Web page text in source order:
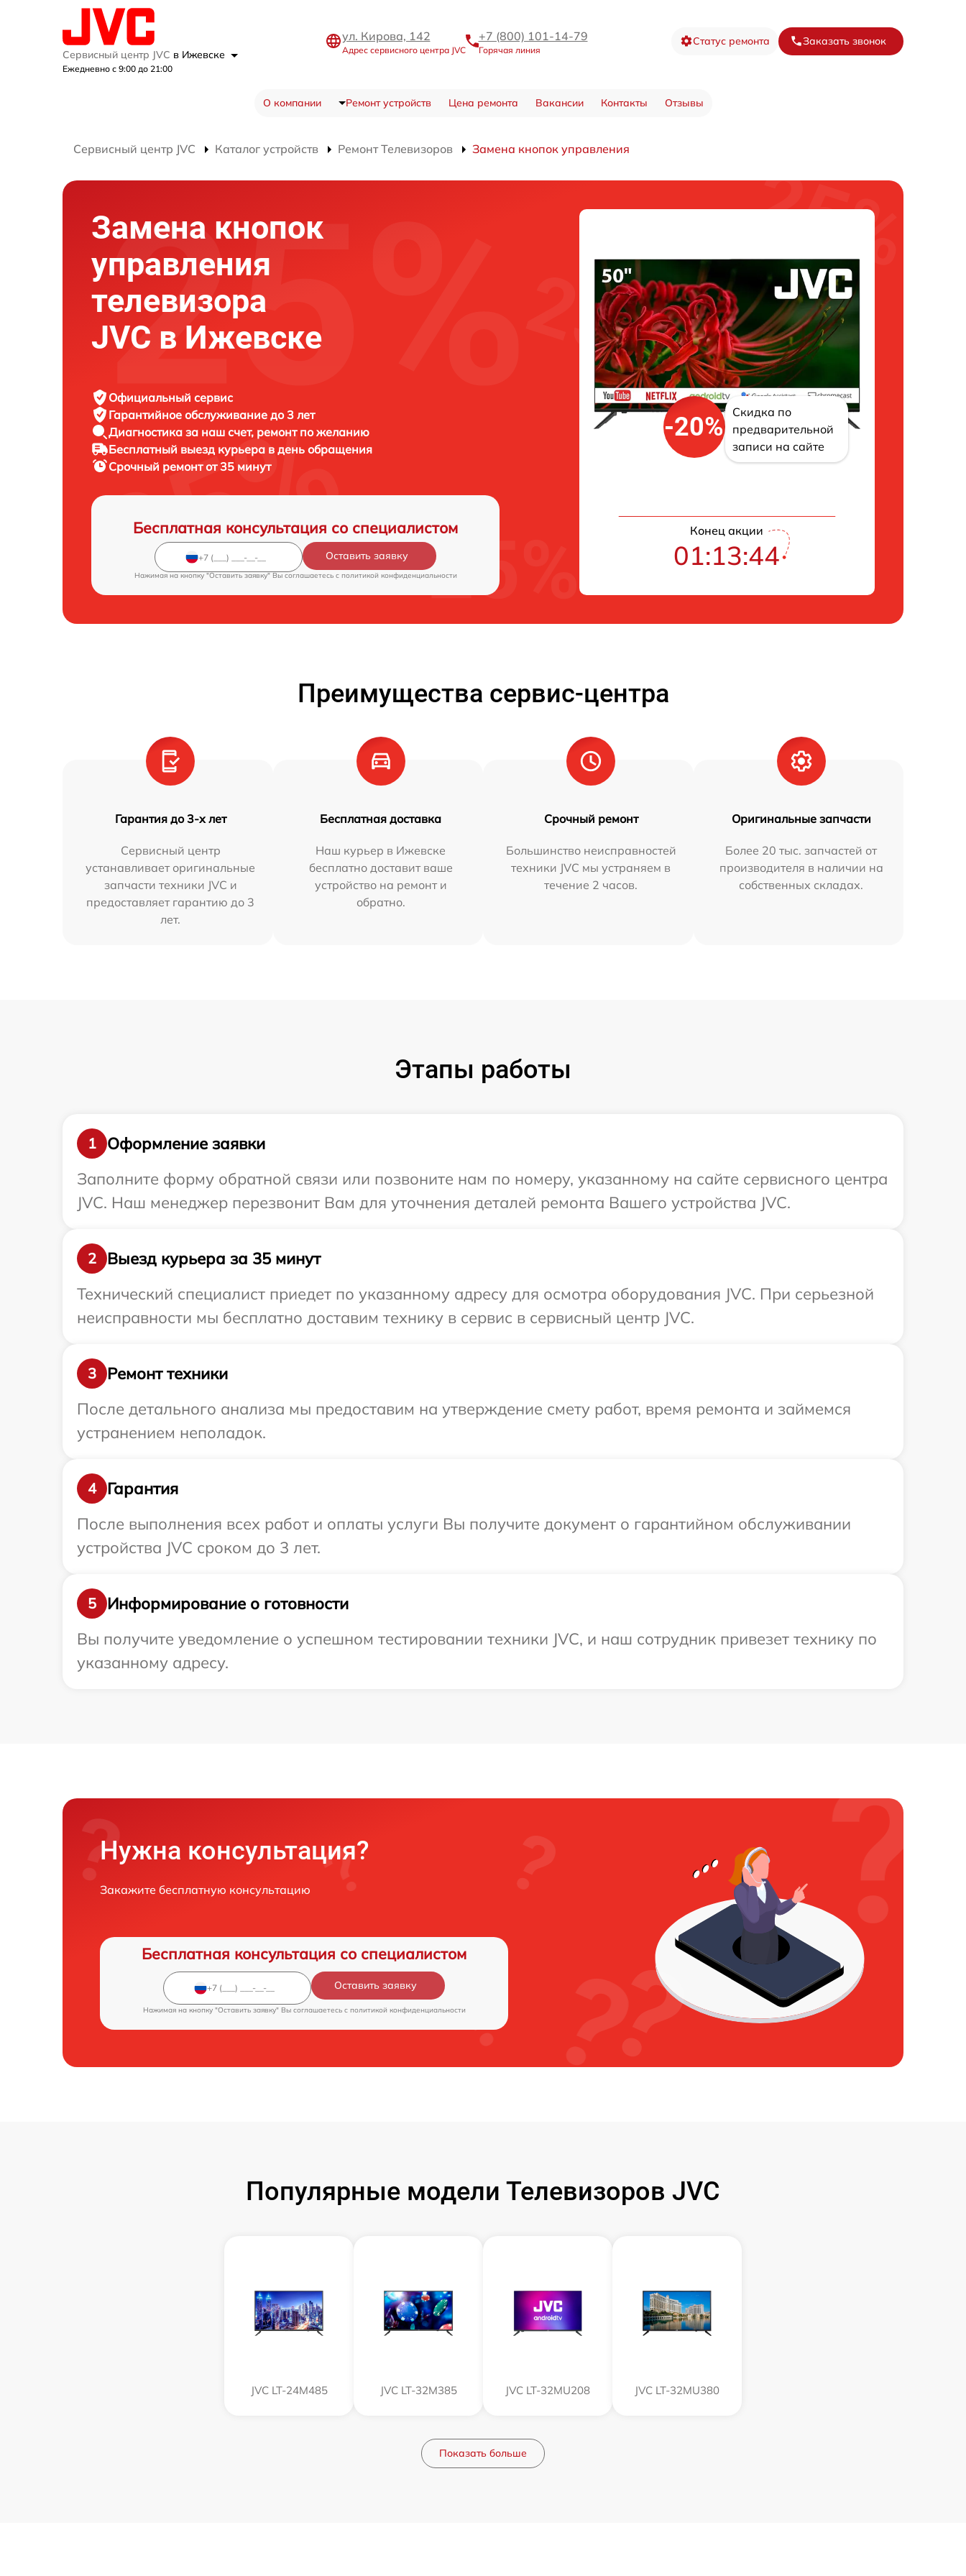
Сервисный центр JVC в Ижевске
Ежедневно с 9:00 до 21:00
ул. Кирова, 142
Адрес сервисного центра JVC
+7 (800) 101-14-79
Горячая линия
Статус ремонта Заказать звонок
О компании Ремонт устройств Цена ремонта Вакансии Контакты Отзывы
Сервисный центр JVC Каталог устройств Ремонт Телевизоров Замена кнопок управления
Замена кнопок
управления
телевизора
JVC в Ижевске
Официальный сервис
Гарантийное обслуживание до 3 лет
Диагностика за наш счет, ремонт по желанию
Бесплатный выезд курьера в день обращения
Срочный ремонтот 35 минут
Бесплатная консультация со специалистом
Оставить заявку
Нажимая на кнопку "Оставить заявку" Вы соглашаетесь c политикой конфиденциальности
-20%
Скидка по
предварительной
записи на сайте
Конец акции
01:13:43
Преимущества сервис-центра
Гарантия до 3-х лет
Сервисный центр
устанавливает оригинальные
запчасти техники JVC и
предоставляет гарантию до 3
лет.
Бесплатная доставка
Наш курьер в Ижевске
бесплатно доставит ваше
устройство на ремонт и
обратно.
Срочный ремонт
Большинство неисправностей
техники JVC мы устраняем в
течение 2 часов.
Оригинальные запчасти
Более 20 тыс. запчастей от
производителя в наличии на
собственных складах.
Этапы работы
1
Оформление заявки
Заполните форму обратной связи или позвоните нам по номеру, указанному на сайте сервисного центра
JVC. Наш менеджер перезвонит Вам для уточнения деталей ремонта Вашего устройства JVC.
2
Выезд курьера за 35 минут
Технический специалист приедет по указанному адресу для осмотра оборудования JVC. При серьезной
неисправности мы бесплатно доставим технику в сервис в сервисный центр JVC.
3
Ремонт техники
После детального анализа мы предоставим на утверждение смету работ, время ремонта и займемся
устранением неполадок.
4
Гарантия
После выполнения всех работ и оплаты услуги Вы получите документ о гарантийном обслуживании
устройства JVC сроком до 3 лет.
5
Информирование о готовности
Вы получите уведомление о успешном тестировании техники JVC, и наш сотрудник привезет технику по
указанному адресу.
Нужна консультация?
Закажите бесплатную консультацию
Бесплатная консультация со специалистом
Оставить заявку
Нажимая на кнопку "Оставить заявку" Вы соглашаетесь c политикой конфиденциальности
Популярные модели Телевизоров JVC
JVC LT-24M485 JVC LT-32M385 JVC LT-32MU208 JVC LT-32MU380
Показать больше